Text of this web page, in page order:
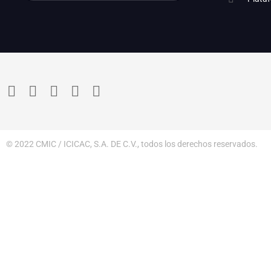
© 2022 CMIC / ICICAC, S.A. DE C.V., todos los derechos reservados.